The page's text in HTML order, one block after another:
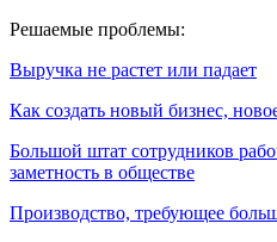
Решаемые проблемы:
Выручка не растет или падает
Как создать новый бизнес,
Большой штат сотрудников
заметность в обществе
Производство, требующее